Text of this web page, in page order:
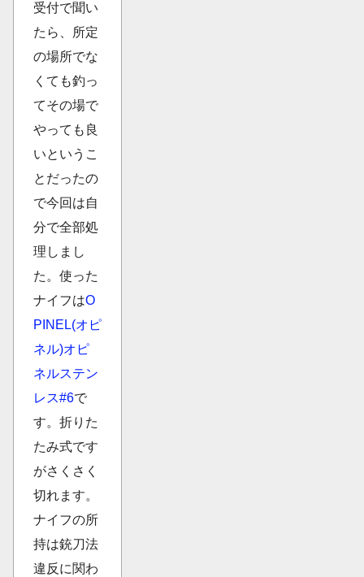
受付で聞い
たら、所定
の場所でな
くても釣っ
てその場で
やっても良
いというこ
とだったの
で今回は自
分で全部処
理しまし
た。使った
ナイフはO
PINEL(オピ
ネル)オピ
ネルステン
レス#6で
す。折りた
たみ式です
がさくさく
切れます。
ナイフの所
持は銃刀法
違反に関わ